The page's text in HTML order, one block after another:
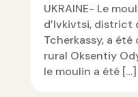
UKRAINE- Le
d’Ivkivtsi, district
Tcherkassy, ​​a
rural Oksentiy
le moulin a été […]